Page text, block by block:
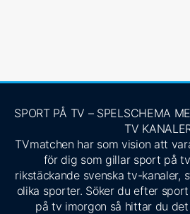
SPORT PÅ TV – SPELSCHEMA
TV
TVmatchen har som vision att
för dig som gillar sport på
rikstäckande svenska tv-kanaler,
olika sporter. Söker du efter
på tv imorgon så hittar du det